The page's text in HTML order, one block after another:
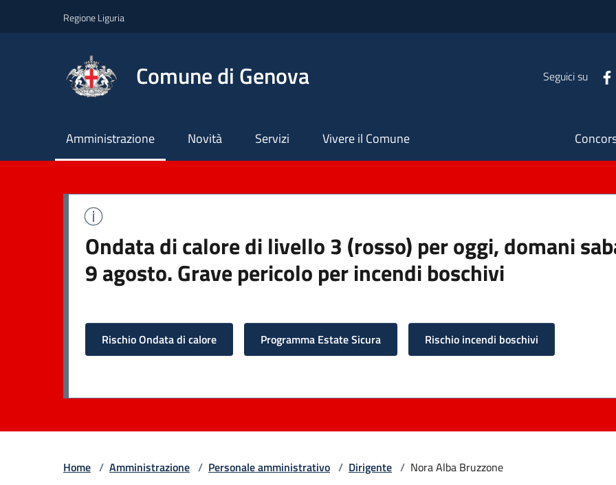
Regione Liguria
Comune di Genova Seguici su
Principale
Amministrazione Novità Servizi Vivere il Comune
Ondata di calore di livello 3 (rosso) per oggi, domani
9 agosto. Grave pericolo per incendi boschivi
Rischio Ondata di calore Programma Estate Sicura Rischio incendi boschivi
Home / Amministrazione / Personale amministrativo / Dirigente / Nora Alba Bruzzone